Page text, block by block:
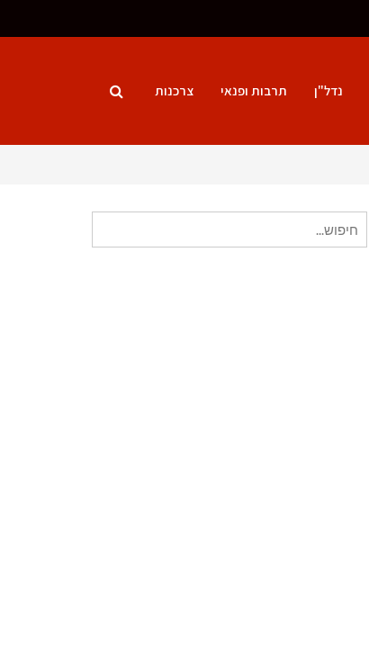
נדל"ן תרבות ופנאי צרכנות
עבור: